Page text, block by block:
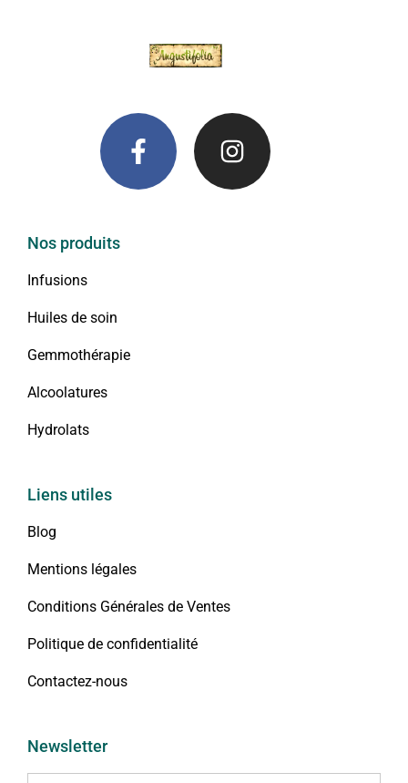
Nos produits
Infusions
Huiles de soin
Gemmothérapie
Alcoolatures
Hydrolats
Liens utiles
Blog
Mentions légales
Conditions Générales de Ventes
Politique de confidentialité
Contactez-nous
Newsletter